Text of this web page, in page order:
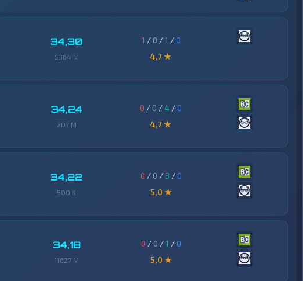
34,30
5364 M
1 / 0 /1 /0
4,7 ★
34,24
207 M
0 / 0 / 4 /0
4,7 ★
34,22
500 K
0 / 0 / 3 /0
5,0 ★
34,18
11627 M
0 / 0 /1 /0
5,0 ★